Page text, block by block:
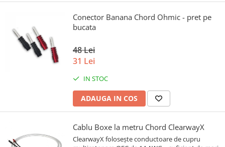
Conector Banana Chord Ohmic - pret pe
bucata
48 Lei
31 Lei
IN STOC
ADAUGA IN COS
Cablu Boxe la metru Chord ClearwayX
ClearwayX folosește conductoare de cupru